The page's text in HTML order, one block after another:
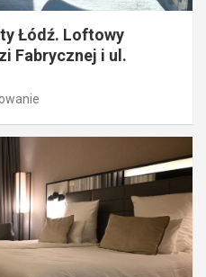
Łódź. Loftowy
Fabrycznej i ul.